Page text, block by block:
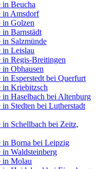
in Beucha
in Amsdorf
in Golzen
in Barnstädt
in Salzmünde
in Leislau
in Regis-Breitingen
Obhausen
Esperstedt bei Querfurt
in Kriebitzsch
Haselbach bei Altenburg
Stedten bei Lutherstadt
Schellbach bei Zeitz,
in Borna bei Leipzig
in Waldsteinberg
in Molau